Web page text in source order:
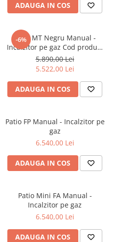
ADAUGA IN COS
-6%
Patio MT Negru Manual -
Incalzitor pe gaz Cod produs:
PATIO/M/G30/37MBAR/CZ/P
5.890,00 Lei
5.522,00 Lei
ADAUGA IN COS
Patio FP Manual - Incalzitor pe
gaz
6.540,00 Lei
ADAUGA IN COS
Patio Mini FA Manual -
Incalzitor pe gaz
6.540,00 Lei
ADAUGA IN COS